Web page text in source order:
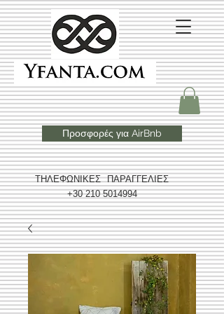
ΤΗΛΕΦΩΝΙΚΕΣ ΠΑΡΑΓΓΕΛΙΕΣ
+30 210 5014994
Προσφορές για AirBnb